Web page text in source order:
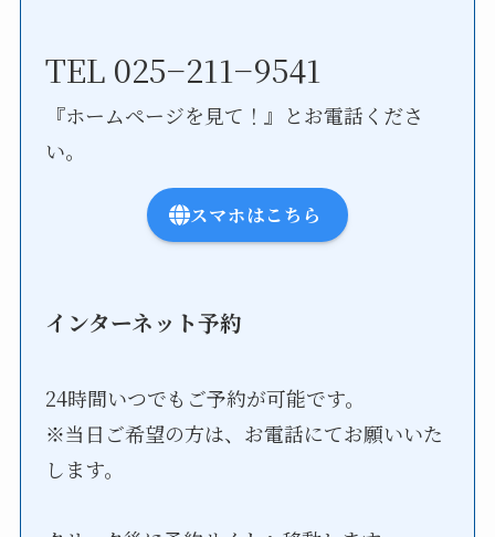
TEL 025−211−9541
『ホームページを見て！』とお電話くださ
い。
スマホはこちら
インターネット予約
24時間いつでもご予約が可能です。
※当日ご希望の方は、お電話にてお願いいた
します。